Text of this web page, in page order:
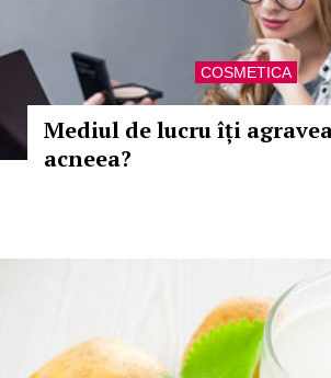
COSMETICA
Mediul de lucru îți
acneea?